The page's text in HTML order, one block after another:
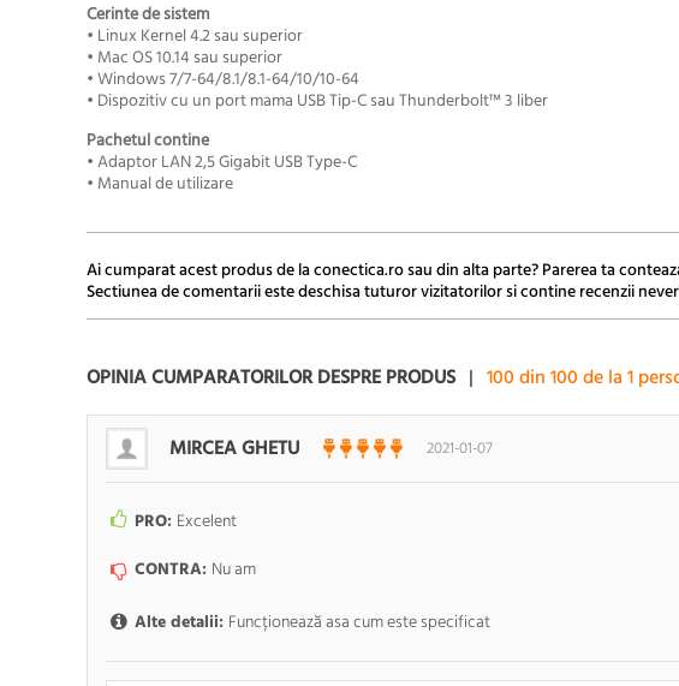
Cerinte de sistem
• Linux Kernel 4.2 sau superior
• Mac OS 10.14 sau superior
• Windows 7/7-64/8.1/8.1-64/10/10-64
• Dispozitiv cu un port mama USB Tip-C sauThunderbolt™ 3 liber
Pachetul contine
• Adaptor LAN 2,5 Gigabit USB Type-C
• Manual de utilizare
Ai cumparat acest produs de la conectica.ro sau din alta parte? Parerea ta
Sectiunea de comentarii este deschisa tuturor vizitatorilor si contine recenzii
OPINIA CUMPARATORILOR DESPRE PRODUS | 100din100de la1
MIRCEA GHETU 2021-01-07
PRO: Excelent
CONTRA: Nu am
Alte detalii: Funcționează asa cum este specificat